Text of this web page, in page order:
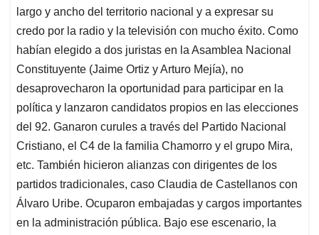
largo y ancho del territorio nacional y a expresar su
credo por la radio y la televisión con mucho éxito. Como
habían elegido a dos juristas en la Asamblea Nacional
Constituyente (Jaime Ortiz y Arturo Mejía), no
desaprovecharon la oportunidad para participar en la
política y lanzaron candidatos propios en las elecciones
del 92. Ganaron curules a través del Partido Nacional
Cristiano, el C4 de la familia Chamorro y el grupo Mira,
etc. También hicieron alianzas con dirigentes de los
partidos tradicionales, caso Claudia de Castellanos con
Álvaro Uribe. Ocuparon embajadas y cargos importantes
en la administración pública. Bajo ese escenario, la